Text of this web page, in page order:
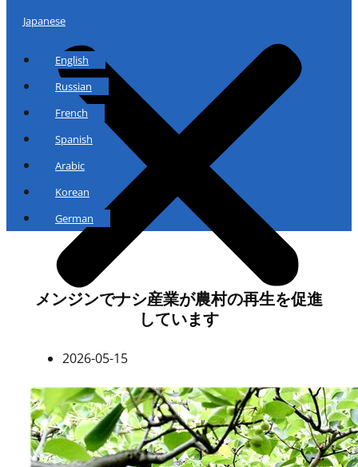
Japanese
English
Russian
French
Spanish
Arabic
Korean
German
メンジンでナシ産業が農村の再生を促進
しています
2026-05-15